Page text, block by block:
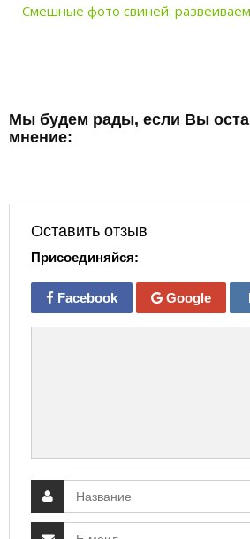
Смешные фото свиней: развеиваем
Мы будем рады, если Вы
мнение:
Оставить отзыв
Присоединяйся:
Facebook Google